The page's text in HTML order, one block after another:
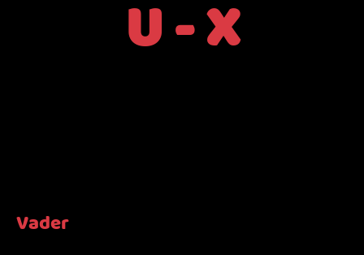
U - X
Vader